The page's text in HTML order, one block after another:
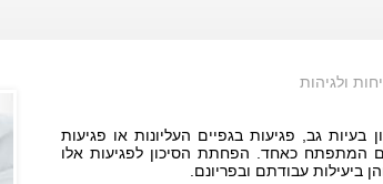
ולגיהות
גב, פגיעות בגפיים העליונות או פגיעות
המתפתח כאחד. הפחתת הסיכון לפגיעות אלו
ביעילות עבודתם ובפריונם.